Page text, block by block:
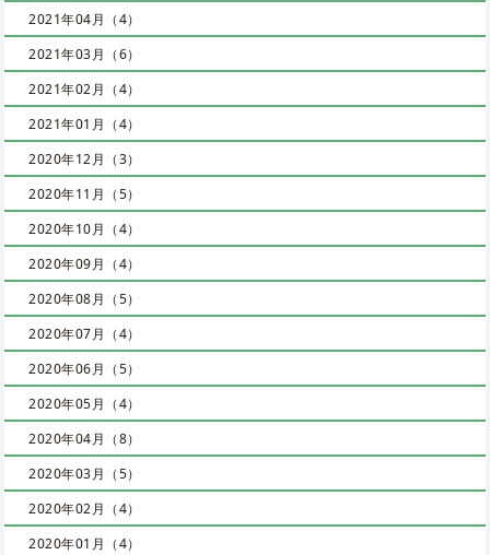
2021年04月（4）
2021年03月（6）
2021年02月（4）
2021年01月（4）
2020年12月（3）
2020年11月（5）
2020年10月（4）
2020年09月（4）
2020年08月（5）
2020年07月（4）
2020年06月（5）
2020年05月（4）
2020年04月（8）
2020年03月（5）
2020年02月（4）
2020年01月（4）